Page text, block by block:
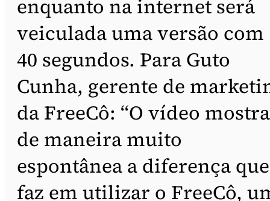
enquanto na internet será
veiculada uma versão com
40 segundos. Para Guto
Cunha, gerente de
da FreeCô: “O vídeo mostra
de maneira muito
espontânea a diferença que
faz em utilizar o FreeCô,